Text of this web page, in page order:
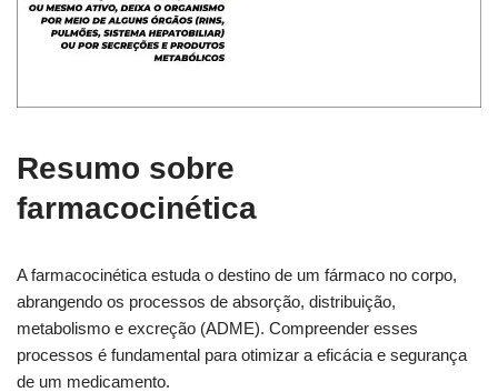
Resumo sobre
farmacocinética
A farmacocinética estuda o destino de um fármaco no corpo,
abrangendo os processos de absorção, distribuição,
metabolismo e excreção (ADME). Compreender esses
processos é fundamental para otimizar a eficácia e segurança
de um medicamento.